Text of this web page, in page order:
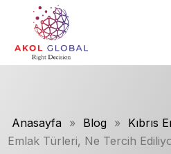
Anasayfa » Blog » Kıbrıs
Emlak Türleri, Ne Tercih